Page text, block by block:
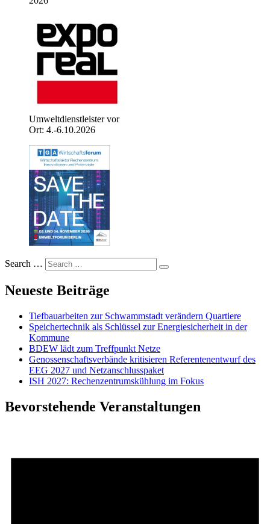
Umweltdienstleister vor
Ort: 4.-6.10.2026
Search …
Neueste Beiträge
Tiefbauarbeiten zur Schwammstadt verändern Quartiere
Speichertechnik als Schlüssel zur Energiesicherheit in der
Kommune
BDEW lädt zum Treffpunkt Netze
Genossenschaftsverbände kritisieren Referentenentwurf des
EEG 2027 und Netzanschlusspaket
ISH 2027: Rechenzentrumskühlung im Fokus
Bevorstehende Veranstaltungen